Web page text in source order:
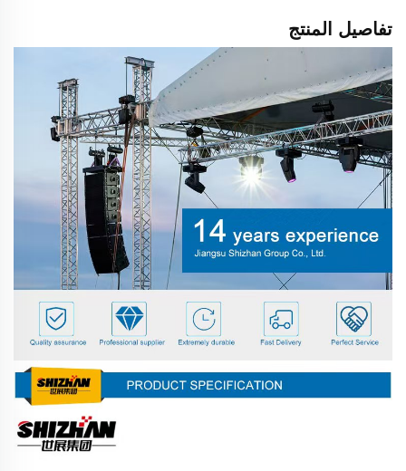
تفاصيل المنتج